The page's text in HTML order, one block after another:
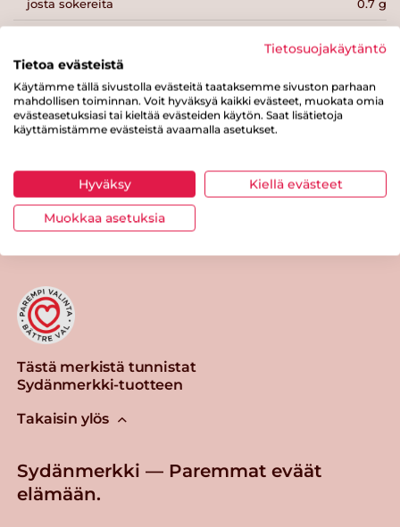
josta sokereita 0.7 g
Proteiinia
Suolaa 0.8 g
Tulosta sivu Jaa tuote
Tästä merkistä tunnistat
Sydänmerkki-tuotteen
Takaisin ylös
Sydänmerkki — Paremmat eväät
elämään.
Tietosuojakäytäntö
Tietoa evästeistä
Käytämme tällä sivustolla evästeitä taataksemme sivuston parhaan
mahdollisen toiminnan. Voit hyväksyä kaikki evästeet, muokata omia
evästeasetuksiasi tai kieltää evästeiden käytön. Saat lisätietoja
käyttämistämme evästeistä avaamalla asetukset.
Hyväksy Kiellä evästeet
Muokkaa asetuksia